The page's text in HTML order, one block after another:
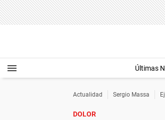
Últimas
Actualidad Sergio Massa
DOLOR